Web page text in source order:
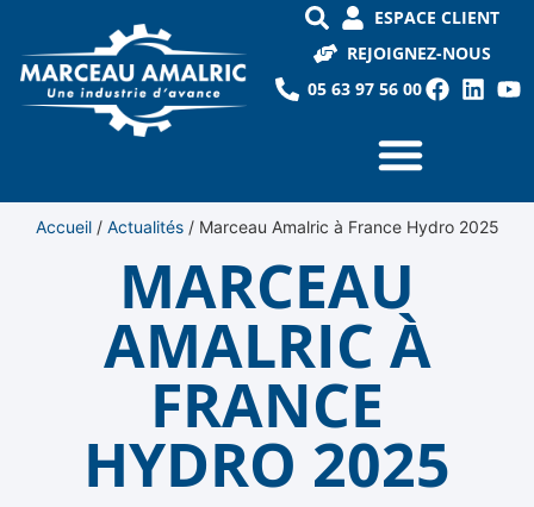
ESPACE CLIENT
REJOIGNEZ-NOUS
05 63 97 56 00
Accueil/ Actualités/ Marceau Amalric à France Hydro 2025
MARCEAU
AMALRIC À
FRANCE
HYDRO 2025